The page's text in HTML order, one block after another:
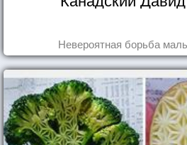
Невероятная борьба